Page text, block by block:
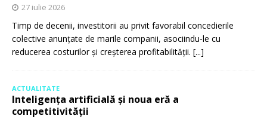
27 iulie 2026
Timp de decenii, investitorii au privit favorabil concedierile
colective anunțate de marile companii, asociindu-le cu
reducerea costurilor și creșterea profitabilității. [...]
ACTUALITATE
Inteligența artificială și noua eră a
competitivității